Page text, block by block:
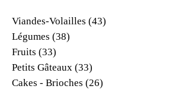
Viandes-Volailles (43)
Légumes (38)
Fruits (33)
Petits Gâteaux (33)
Cakes - Brioches (26)